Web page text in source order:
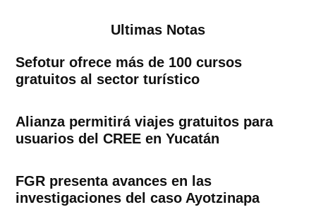
Ultimas Notas
Sefotur ofrece más de 100 cursos
gratuitos al sector turístico
Alianza permitirá viajes gratuitos para
usuarios del CREE en Yucatán
FGR presenta avances en las
investigaciones del caso Ayotzinapa